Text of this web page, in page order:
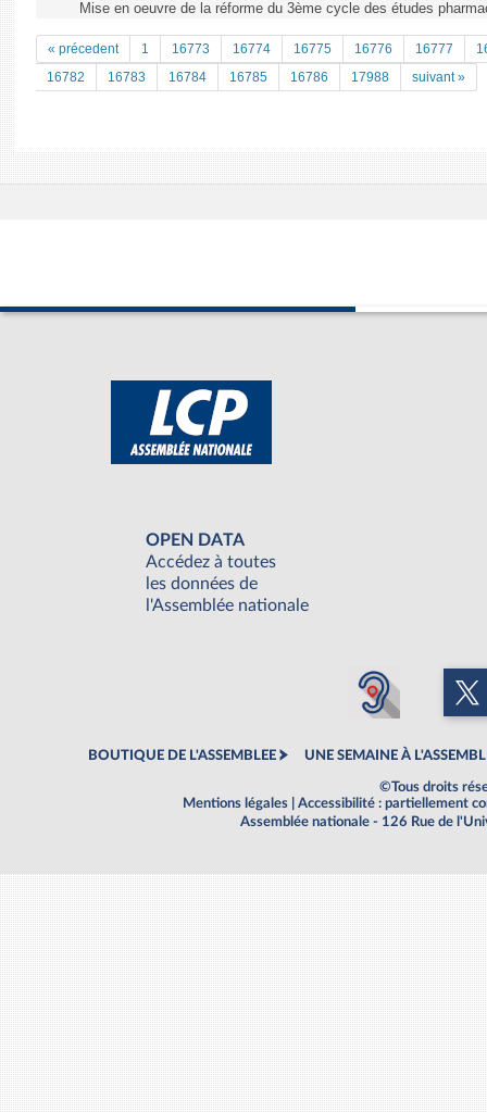
Mise en oeuvre de la réforme du 3ème cycle des études
« précedent 1 16773 16774 16775 16776 16777
16782
16783 16784 16785 16786 17988 suivant »
OPEN DATA
Accédez à toutes
les données de
l'Assemblée nationale
BOUTIQUE DE L'ASSEMBLEE UNE SEMAINE À
©Tous droits
Mentions légales
Accessibilité : partiellement
Assemblée nationale - 126 Rue de